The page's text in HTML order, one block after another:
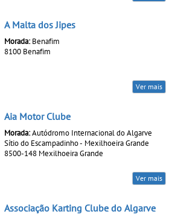
A Malta dos Jipes
Morada: Benafim
8100 Benafim
Ver mais
Aia Motor Clube
Morada:Autódromo Internacional do Algarve
Sítio do Escampadinho - Mexilhoeira Grande
8500-148 Mexilhoeira Grande
Ver mais
Associação Karting Clube do Algarve